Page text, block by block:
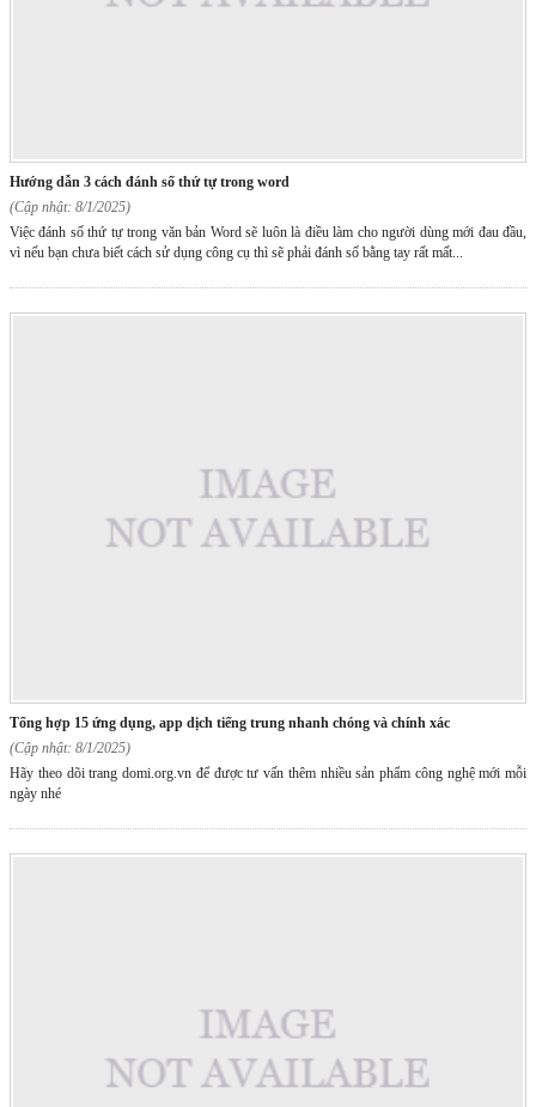
hướng dẫn 3 cách đánh số thứ tự trong word
(Cập nhật: 8/1/2025)
Việc đánh số thứ tự trong văn bản Word sẽ luôn là điều làm cho người dùng mới đau đầu,
vì nếu bạn chưa biết cách sử dụng công cụ thì sẽ phải đánh số bằng tay rất mất...
tổng hợp 15 ứng dụng, app dịch tiếng trung nhanh chóng và chính xác
(Cập nhật: 8/1/2025)
Hãy theo dõi trang domi.org.vn để được tư vấn thêm nhiều sản phẩm công nghệ mới mỗi
ngày nhé